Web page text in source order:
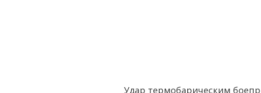
Удар термобарическим